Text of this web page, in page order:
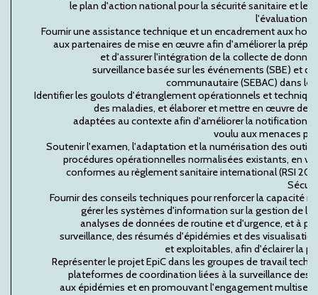
le plan d'action national pour la sécurité sanitaire et
l'évaluation
Fournir une assistance technique et un encadrement aux
aux partenaires de mise en œuvre afin d'améliorer la
et d'assurer l'intégration de la collecte de
surveillance basée sur les événements (SBE) et
communautaire (SEBAC) dans
Identifier les goulots d'étranglement opérationnels et
des maladies, et élaborer et mettre en œuvre des
adaptées au contexte afin d'améliorer la notification
voulu aux menaces
Soutenir l'examen, l'adaptation et la numérisation des outils
procédures opérationnelles normalisées existants, en
conformes au règlement sanitaire international (RSI
Fournir des conseils techniques pour renforcer la capacité
gérer les systèmes d'information sur la gestion de la
analyses de données de routine et d'urgence, et à
surveillance, des résumés d'épidémies et des
et exploitables, afin d'éclairer la
Représenter le projet EpiC dans les groupes de travail
plateformes de coordination liées à la surveillance des
aux épidémies et en promouvant l'engagement